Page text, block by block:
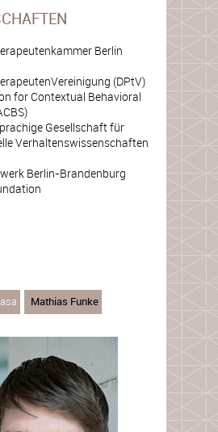
Berlin
(DPtV)
for Contextual Behavioral
Gesellschaft für
Verhaltenswissenschaften
Berlin-Brandenburg
Mathias Funke